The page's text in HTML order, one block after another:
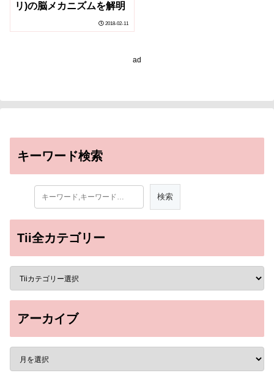
リ)の脳メカニズムを解明
2018-02-11
ad
キーワード検索
Tii全カテゴリー
アーカイブ